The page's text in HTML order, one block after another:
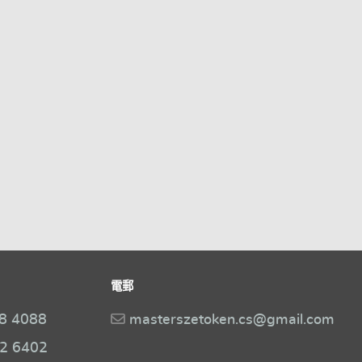
4088
6402
電郵
masterszetoken.cs@gmail.com